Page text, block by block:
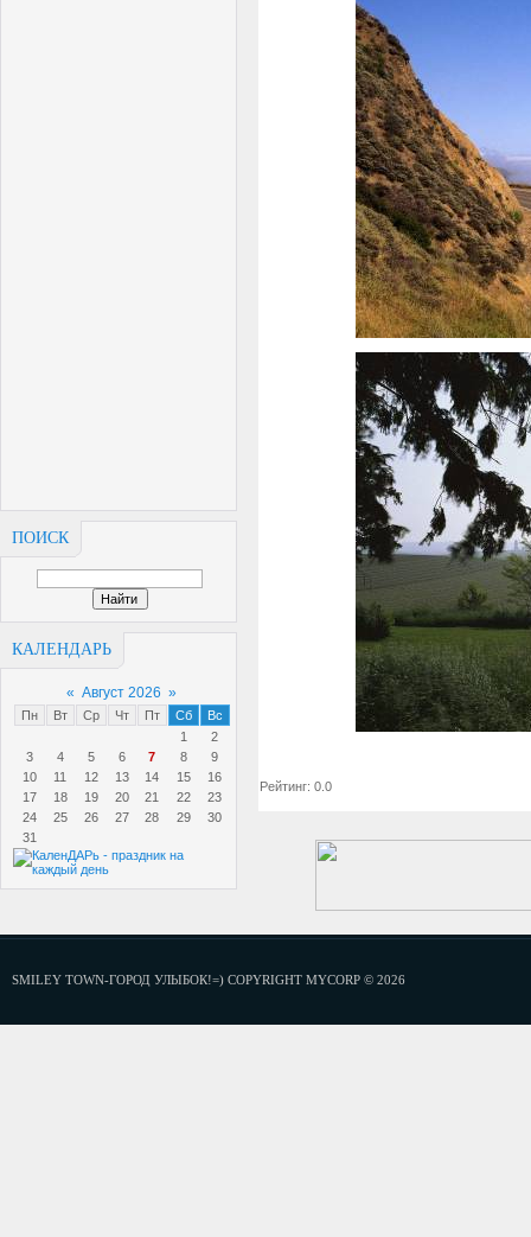
ПОИСК
КАЛЕНДАРЬ
« Август 2026 »
Пн Вт Ср Чт Пт Сб
Вс
1
2
3
4 5 6 7 8
9
10
11 12 13 14 15
16
17
18 19 20 21 22
23
24
25 26 27 28 29
30
31
Рейтинг: 0.0
SMILEY TOWN-ГОРОД УЛЫБОК!=) COPYRIGHT MYCORP © 2026